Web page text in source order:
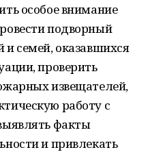
особое внимание
подворный
семей, оказавшихся
проверить
извещателей,
работу с
факты
и привлекать